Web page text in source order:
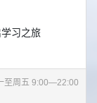
习之旅
至周五 9:00—22:00